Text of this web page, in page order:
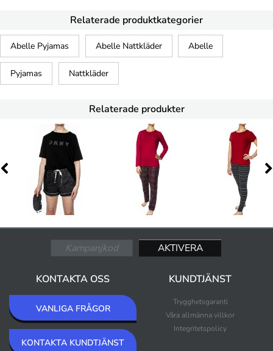
Relaterade produktkategorier
Abelle Pyjamas Abelle Nattkläder Abelle
Pyjamas Nattkläder
Relaterade produkter
KONTAKTA OSS
VANLIGA FRÅGOR
KONTAKTA KUNDTJÄNST
KUNDTJÄNST
Trygghetsgaranti
Våra allmänna villkor
Integritetspolicy